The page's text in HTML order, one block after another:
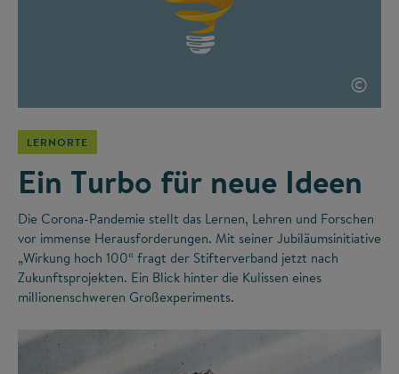
©
LERNORTE
Ein Turbo für neue Ideen
Die Corona-Pandemie stellt das Lernen, Lehren und Forschen
vor immense Herausforderungen. Mit seiner Jubiläumsinitiative
„Wirkung hoch 100“ fragt der Stifterverband jetzt nach
Zukunftsprojekten. Ein Blick hinter die Kulissen eines
millionenschweren Großexperiments.